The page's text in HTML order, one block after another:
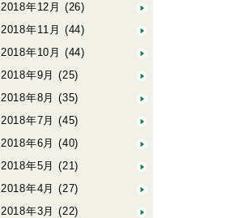
2018年12月 (26)
2018年11月 (44)
2018年10月 (44)
2018年9月 (25)
2018年8月 (35)
2018年7月 (45)
2018年6月 (40)
2018年5月 (21)
2018年4月 (27)
2018年3月 (22)